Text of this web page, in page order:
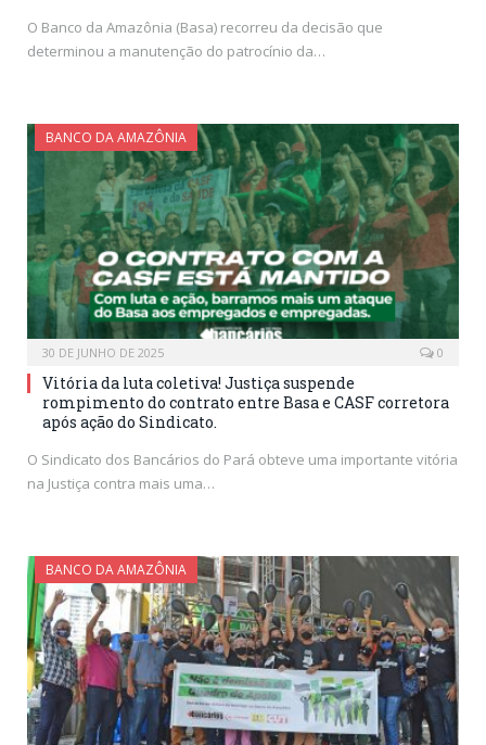
O Banco da Amazônia (Basa) recorreu da decisão que
determinou a manutenção do patrocínio da…
BANCO DA AMAZÔNIA
30 DE JUNHO DE 2025 0
Vitória da luta coletiva! Justiça suspende
rompimento do contrato entre Basa e CASF corretora
após ação do Sindicato.
O Sindicato dos Bancários do Pará obteve uma importante vitória
na Justiça contra mais uma…
BANCO DA AMAZÔNIA